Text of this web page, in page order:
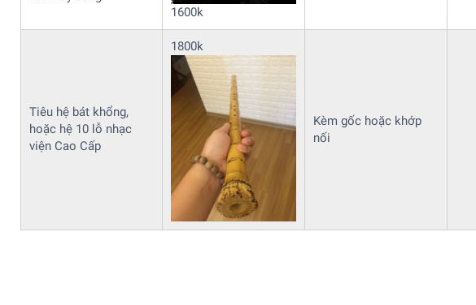
1600k
Tiêu hệ bát khổng,
hoặc hệ 10 lỗ nhạc
viện Cao Cấp
1800k
Kèm gốc hoặc khớp
nối